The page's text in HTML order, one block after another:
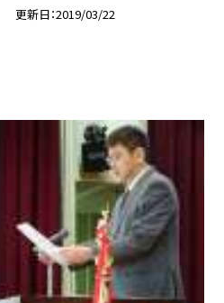
更新日 2019/03/22